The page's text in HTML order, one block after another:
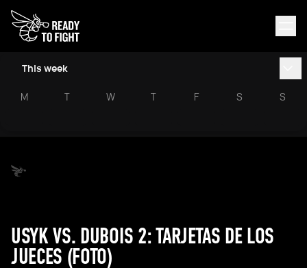
This week
M T W T F S S
USYK VS. DUBOIS 2: TARJETAS DE LOS
JUECES (FOTO)